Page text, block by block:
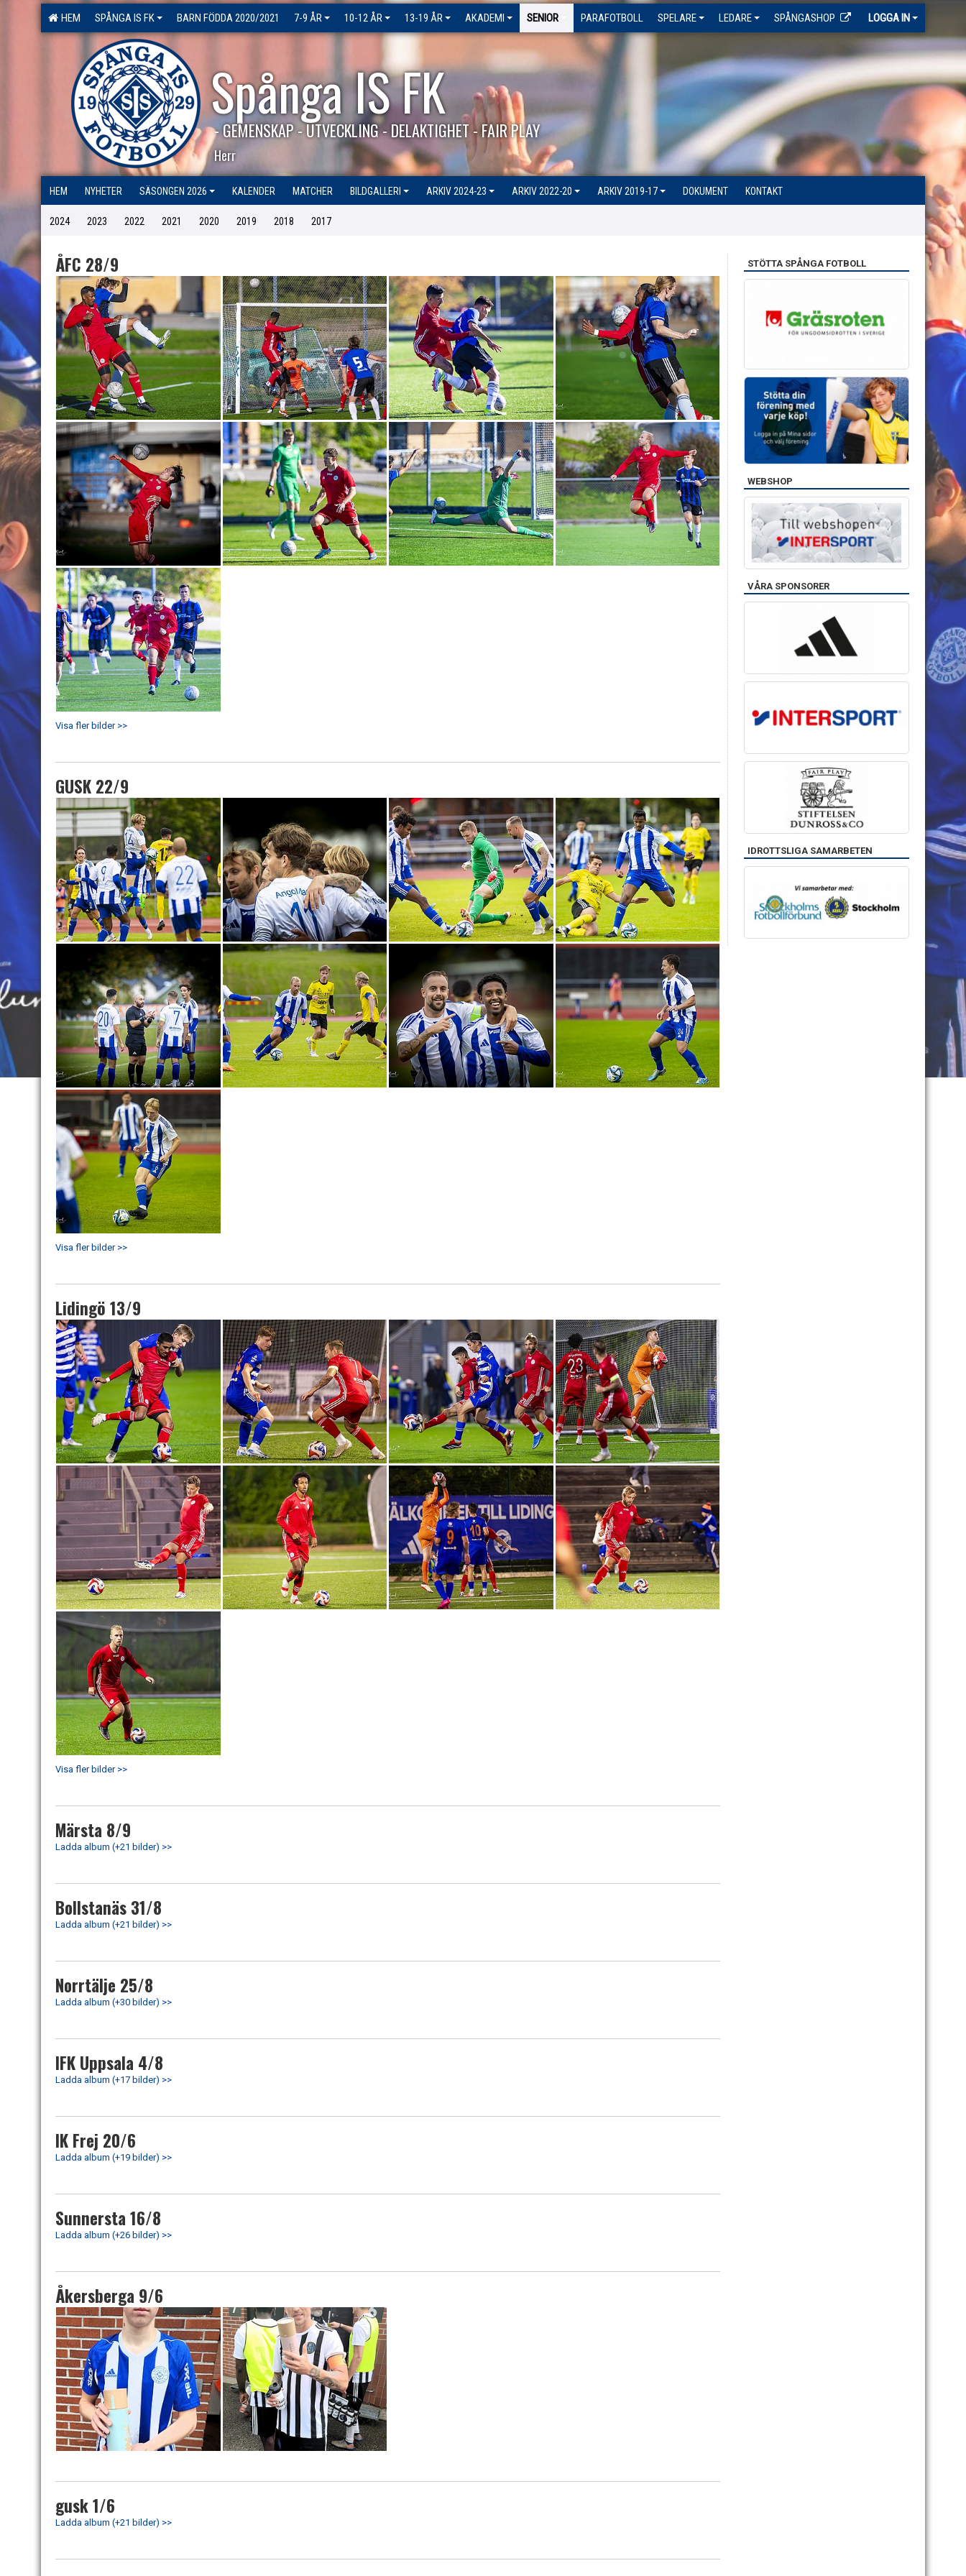
HEM SPÅNGA IS FK BARN FÖDDA 2020/2021 7-9 ÅR 10-12 ÅR 13-19 ÅR AKADEMI SENIOR PARAFOTBOLL SPELARE LEDARE SPÅNGASHOP LOGGA IN
Spånga IS FK
- GEMENSKAP - UTVECKLING - DELAKTIGHET - FAIR PLAY
Herr
HEM NYHETER SÄSONGEN 2026 KALENDER MATCHER BILDGALLERI ARKIV 2024-23 ARKIV 2022-20 ARKIV 2019-17 DOKUMENT KONTAKT
2024 2023 2022 2021 2020 2019 2018 2017
ÅFC 28/9
Visa fler bilder >>
GUSK 22/9
Visa fler bilder >>
Lidingö 13/9
Visa fler bilder >>
Märsta 8/9
Ladda album (+21 bilder) >>
Bollstanäs 31/8
Ladda album (+21 bilder) >>
Norrtälje 25/8
Ladda album (+30 bilder) >>
IFK Uppsala 4/8
Ladda album (+17 bilder) >>
IK Frej 20/6
Ladda album (+19 bilder) >>
Sunnersta 16/8
Ladda album (+26 bilder) >>
Åkersberga 9/6
gusk 1/6
Ladda album (+21 bilder) >>
STÖTTA SPÅNGA FOTBOLL
WEBSHOP
VÅRA SPONSORER
IDROTTSLIGA SAMARBETEN